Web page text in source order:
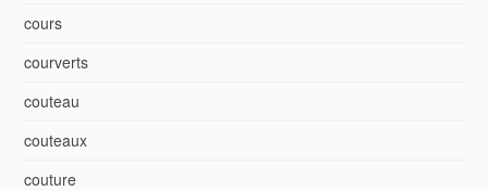
cours
courverts
couteau
couteaux
couture